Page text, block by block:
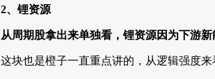
2、锂资源
从周期股拿出来单独看，锂资源因为下游
这块也是橙子一直重点讲的，从逻辑强度来